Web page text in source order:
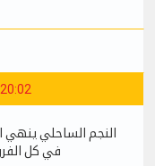
النجم الساحلي ينهي
في كل